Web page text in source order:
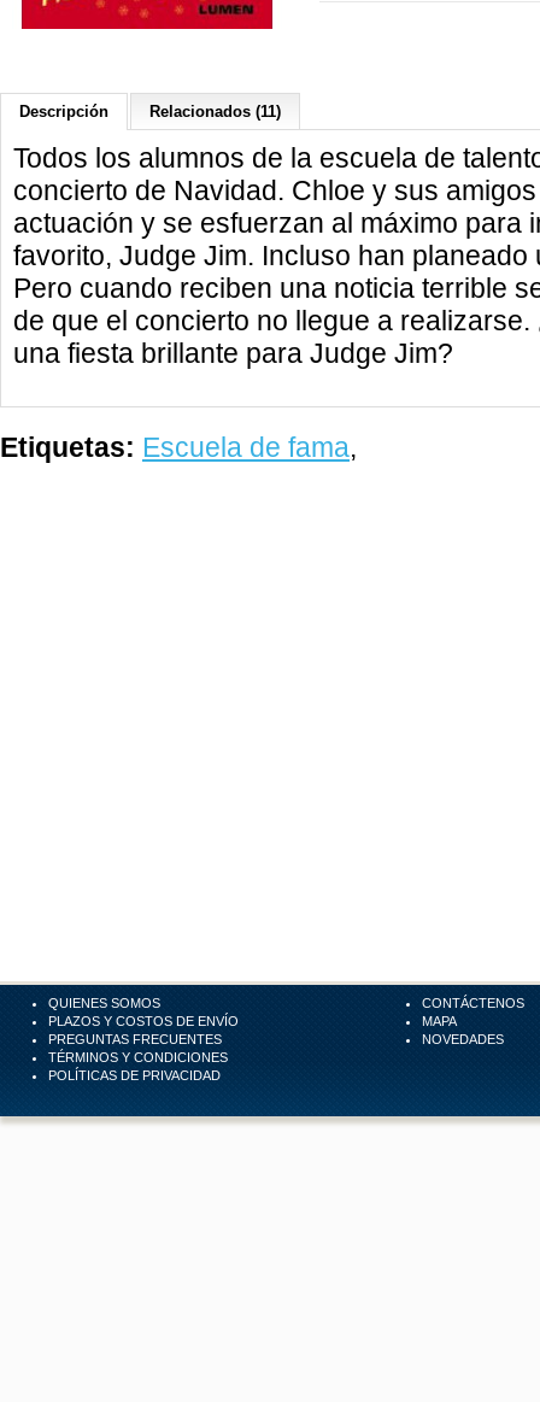
Descripción Relacionados (11)
Todos los alumnos de la escuela de
concierto de Navidad. Chloe y sus
actuación y se esfuerzan al máximo para
favorito, Judge Jim. Incluso han
Pero cuando reciben una noticia terrible
de que el concierto no llegue a
una fiesta brillante para Judge Jim?
Etiquetas: Escuela de fama,
QUIENES SOMOS
PLAZOS Y COSTOS DE ENVÍO
PREGUNTAS FRECUENTES
TÉRMINOS Y CONDICIONES
POLÍTICAS DE PRIVACIDAD
CONTÁCTENOS
MAPA
NOVEDADES